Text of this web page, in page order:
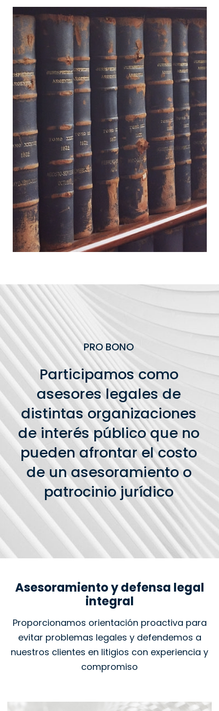
PRO BONO
Participamos como
asesores legales de
distintas organizaciones
de interés público que no
pueden afrontar el costo
de un asesoramiento o
patrocinio jurídico
Asesoramiento y defensa legal
integral
Proporcionamos orientación proactiva para
evitar problemas legales y defendemos a
nuestros clientes en litigios con experiencia y
compromiso